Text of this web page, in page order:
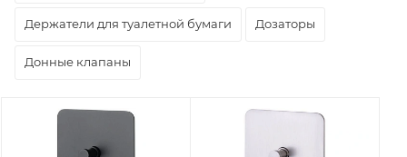
Держатели для туалетной бумаги Дозаторы
Донные клапаны